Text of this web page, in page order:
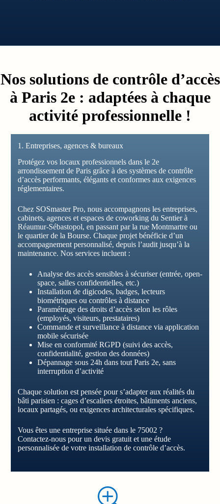
Nos solutions de contrôle d’accès
à Paris 2e : adaptées à chaque
activité professionnelle !
1. Entreprises, agences & bureaux
Protégez vos locaux professionnels dans le 2e
arrondissement de Paris grâce à des systèmes de contrôle
d’accès performants, élégants et conformes aux exigences
réglementaires.
Chez SOSmaster Pro, nous accompagnons les entreprises,
cabinets, agences et espaces de coworking du Sentier à
Réaumur-Sébastopol, en passant par la rue Montmartre ou
le quartier de la Bourse. Chaque projet bénéficie d’un
accompagnement personnalisé, depuis l’audit jusqu’à la
maintenance. Nos services incluent :
Analyse des accès sensibles à sécuriser (entrée, open-
space, salles confidentielles, etc.)
Installation de digicodes, badges, lecteurs
biométriques ou contrôles à distance
Paramétrage des droits d’accès selon les rôles
(employés, visiteurs, prestataires)
Commande et surveillance à distance via application
mobile sécurisée
Mise en conformité RGPD (suivi des accès,
confidentialité, gestion des données)
Dépannage sous 24h dans tout Paris 2e, sans
interruption d’activité
Chaque solution est pensée pour s’adapter aux réalités du
bâti parisien : cages d’escaliers étroites, bâtiments anciens,
locaux partagés, ou exigences architecturales spécifiques.
Vous êtes une entreprise située dans le 75002 ?
Contactez-nous pour un devis gratuit et une étude
personnalisée de votre installation de contrôle d’accès.